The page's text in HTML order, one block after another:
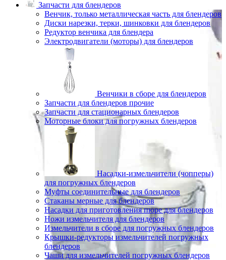
Запчасти для блендеров
Венчик, только металлическая часть для блендеров
Диски нарезки, терки, шинковки для блендеров
Редуктор венчика для блендера
Электродвигатели (моторы) для блендеров
Венчики в сборе для блендеров
Запчасти для блендеров прочие
Запчасти для стационарных блендеров
Моторные блоки для погружных блендеров
Насадки-измельчители (чопперы)
для погружных блендеров
Муфты соединительные для блендеров
Стаканы мерные для блендеров
Насадки для приготовления пюре для блендеров
Ножи измельчителя для блендеров
Измельчители в сборе для погружных блендеров
Крышки-редукторы измельчителей погружных
блендеров
Чаши для измельчителей погружных блендеров